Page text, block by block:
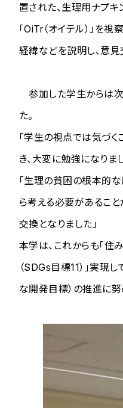
置された、生理用ナプ
「OiTr（オイテル）」を
経緯などを説明し、意見
参加した学生からは
た。
「学生の視点では気づく
き、大変に勉強になりま
「生理の貧困の根本的
ら考える必要があるこ
交換となりました」
本学は、これからも「住
（SDGs目標11）」実現
な開発目標）の推進に努